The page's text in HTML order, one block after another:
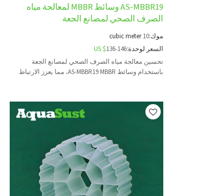
AS-MBBR19 وسائط MBBR لمعالجة مياه
الصرف الصحي لمصانع الجعة
موك:10
cubic meter
السعر لوحدة:
US $136-146
تحسين معالجة مياه الصرف الصحي لمصانع الجعة
باستخدام وسائط AS-MBBR19 MBBR، مما يعزز الارتباط